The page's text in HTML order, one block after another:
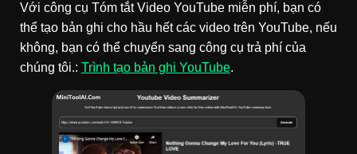
Với công cụ Tóm tắt Video YouTube miễn phí, bạn có
thể tạo bản ghi cho hầu hết các video trên YouTube, nếu
không, bạn có thể chuyển sang công cụ trả phí của
chúng tôi.: Trình tạo bản ghi YouTube.